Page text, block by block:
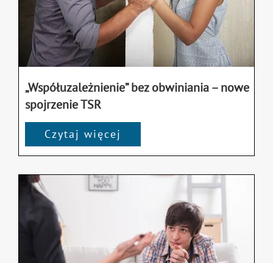
„Współuzależnienie” bez obwiniania – nowe
spojrzenie TSR
Czytaj więcej